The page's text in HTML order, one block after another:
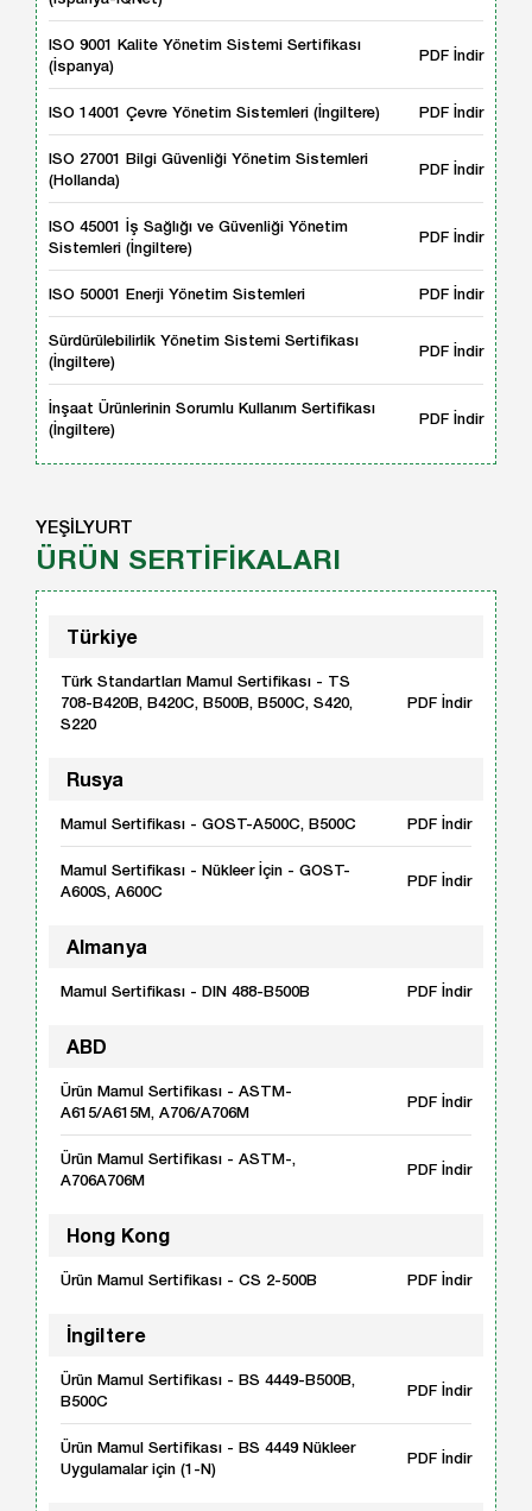
ISO 9001 Kalite Yönetim Sistemi Sertifikası
(İspanya)
PDF İndir
ISO 14001 Çevre Yönetim Sistemleri (İngiltere) PDF İndir
ISO 27001 Bilgi Güvenliği Yönetim Sistemleri
(Hollanda)
PDF İndir
ISO 45001 İş Sağlığı ve Güvenliği Yönetim
Sistemleri (İngiltere)
PDF İndir
ISO 50001 Enerji Yönetim Sistemleri PDF İndir
Sürdürülebilirlik Yönetim Sistemi Sertifikası
(İngiltere)
PDF İndir
İnşaat Ürünlerinin Sorumlu Kullanım Sertifikası
(İngiltere)
PDF İndir
YEŞİLYURT
ÜRÜN SERTİFİKALARI
Türkiye
Türk Standartları Mamul Sertifikası - TS
708-B420B, B420C, B500B, B500C, S420,
S220
PDF İndir
Rusya
Mamul Sertifikası - GOST-A500C, B500C PDF İndir
Mamul Sertifikası - Nükleer İçin - GOST-
A600S, A600C
PDF İndir
Almanya
Mamul Sertifikası - DIN 488-B500B PDF İndir
ABD
Ürün Mamul Sertifikası - ASTM-
A615/A615M, A706/A706M
PDF İndir
Ürün Mamul Sertifikası - ASTM-,
A706A706M
PDF İndir
Hong Kong
Ürün Mamul Sertifikası - CS 2-500B PDF İndir
İngiltere
Ürün Mamul Sertifikası - BS 4449-B500B,
B500C
PDF İndir
Ürün Mamul Sertifikası - BS 4449 Nükleer
Uygulamalar için (1-N)
PDF İndir